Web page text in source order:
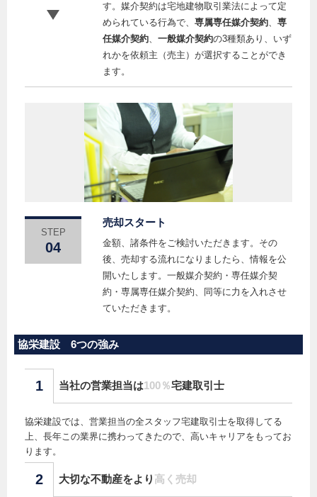
す。媒介契約は宅地建物取引業法によって定
められている行為で、 専属専任媒介契約、 専
任媒介契約、 一般媒介契約の3種類あり、いず
れかを依頼主（売主）が選択することができ
ます。
STEP
04
売却スタート
金額、諸条件をご検討いただきます。その
後、売却する流れになりましたら、情報を公
開いたします。一般媒介契約・専任媒介契
約・専属専任媒介契約、同等に力を入れさせ
ていただきます。
協栄建設 6つの強み
1 当社の営業担当は100％宅建取引士
協栄建設では、営業担当の全スタッフ宅建取引士を取得してる
上、長年この業界に携わってきたので、高いキャリアをもってお
ります。
2 大切な不動産をより 高く売却